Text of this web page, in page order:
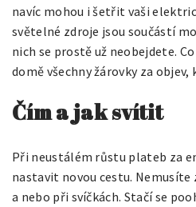
navíc mohou i šetřit vaši
světelné zdroje jsou součástí
nich se prostě už neobejdete.
domě všechny žárovky za objev,
Čím a jak svítit
Při neustálém růstu plateb za
nastavit novou cestu.
a nebo při svíčkách. Stačí se